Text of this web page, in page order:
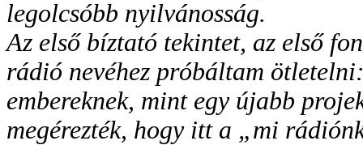
legolcsóbb nyilvánosság.
Az első bíztató tekintet, az első
rádió nevéhez próbáltam
embereknek, mint egy újabb
megérezték, hogy itt a „mi